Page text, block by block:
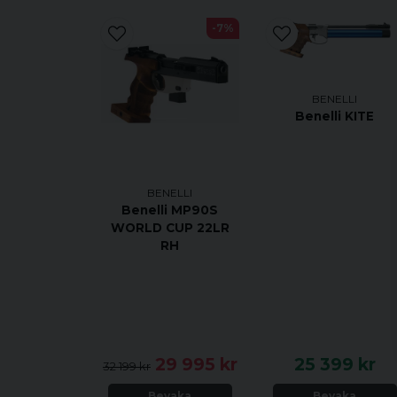
BENELLI
Benelli MP90S
WORLD CUP 22LR
RH
32 199 kr 29 995 kr
-7%
BENELLI
Benelli KITE
25 399 kr